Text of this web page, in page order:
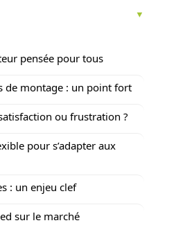
pensée pour tous
de montage : un point fort
ou frustration ?
pour s’adapter aux
: un enjeu clef
sur le marché